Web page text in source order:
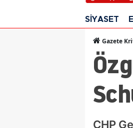
SİYASET
Gazete
CHP